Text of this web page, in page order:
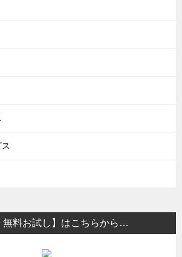
無料お試し】はこちらから…